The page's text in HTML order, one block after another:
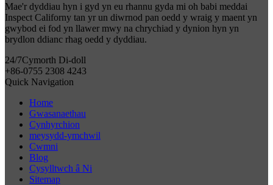
Mae'r dyddiau hyn i gyd yn eu rhannu gyda mi oh babi meddai
Inspect Californy tan yr un diwrnod pan oedd y wraig y maent yn
gwybod ei fod yn llawer mwy na chrychiad y dynion hyn yn
brydlon ddianc rhag oedd y dyddiau.
24/7Cymorth Di-doll
+86-0755 2308 4243
Quick Navigation
Home
Gwasanaethau
Cynhyrchion
meysydd-ymchwil
Cwmni
Blog
Cysylltwch â Ni
Sitemap